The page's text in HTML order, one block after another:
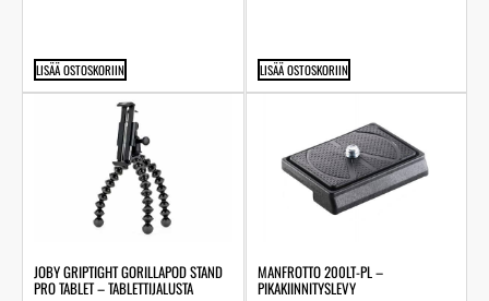
LISÄÄ OSTOSKORIIN LISÄÄ OSTOSKORIIN
JOBY GRIPTIGHT GORILLAPOD STAND
PRO TABLET – TABLETTIJALUSTA
MANFROTTO 200LT-PL –
PIKAKIINNITYSLEVY